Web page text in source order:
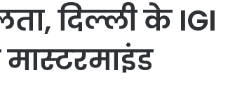
दिल्ली के IGI
मास्टरमाइंड